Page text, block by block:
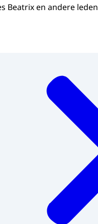
Beatrix en andere leden